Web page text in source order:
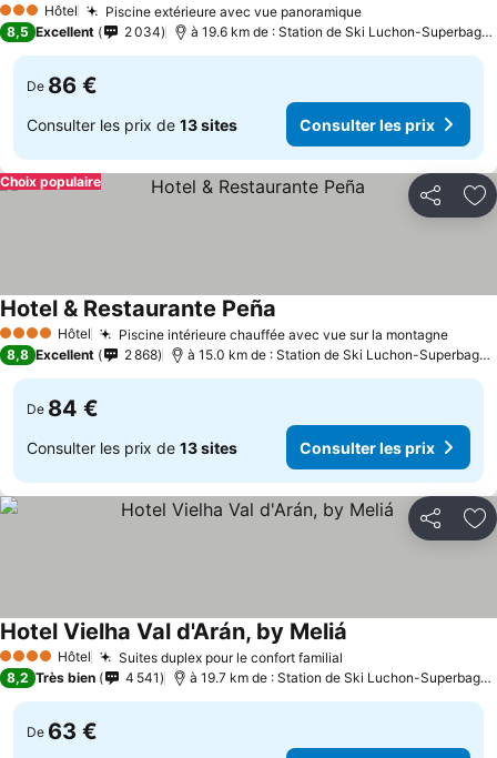
3 ÉtoilesHôtel Piscine extérieure avec vue panoramique
8,5 Excellent 2 034 à 19.6 km de : Station de Ski Luchon-Superbagnères
De 86 €
Consulter les prix de 13 sites Consulter les prix
Partager
Choix populaire
4 Étoiles Hôtel Piscine intérieure chauffée avec vue sur la montagne
Hotel & Restaurante Peña
8,8 Excellent 2 868 à 15.0 km de : Station de Ski Luchon-Superbagnères
De 84 €
Consulter les prix de 13 sites Consulter les prix
Partager
4 Étoiles Hôtel Suites duplex pour le confort familial
Hotel Vielha Val d'Arán, by Meliá
8,2 Très bien 4 541 à 19.7 km de : Station de Ski Luchon-Superbagnères
De 63 €